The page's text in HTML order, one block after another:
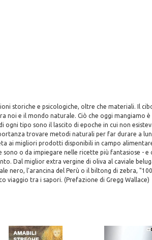
storiche e psicologiche, oltre che materiali. Il
noi e il mondo naturale. Ciò che oggi mangiamo
ogni tipo sono il lascito di epoche in cui non
trovare metodi naturali per far durare a
ai migliori prodotti disponibili in campo
sono o da impiegare nelle ricette più fantasiose - e
Dal miglior extra vergine di oliva al caviale
nero, l'arancina del Perù o il biltong di zebra,
viaggio tra i sapori. (Prefazione di Gregg Wallace)